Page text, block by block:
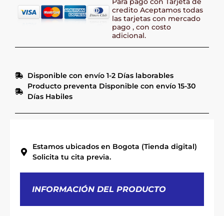
credito Aceptamos todas
las tarjetas con mercado
pago , con costo
adicional.
Disponible con envío 1-2 Días laborables
Producto preventa Disponible con envío 15-30
Días Habiles
Estamos ubicados en Bogota (Tienda digital)
Solicita tu cita previa.
INFORMACIÓN DEL PRODUCTO